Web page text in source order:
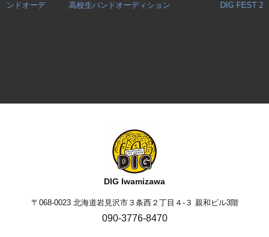
オーデ 高校生バンドオーディション DIG FEST 2026
DIG Iwamizawa
〒068-0023 北海道岩見沢市３条西２丁目４-３ 親和ビル3階
090-3776-8470